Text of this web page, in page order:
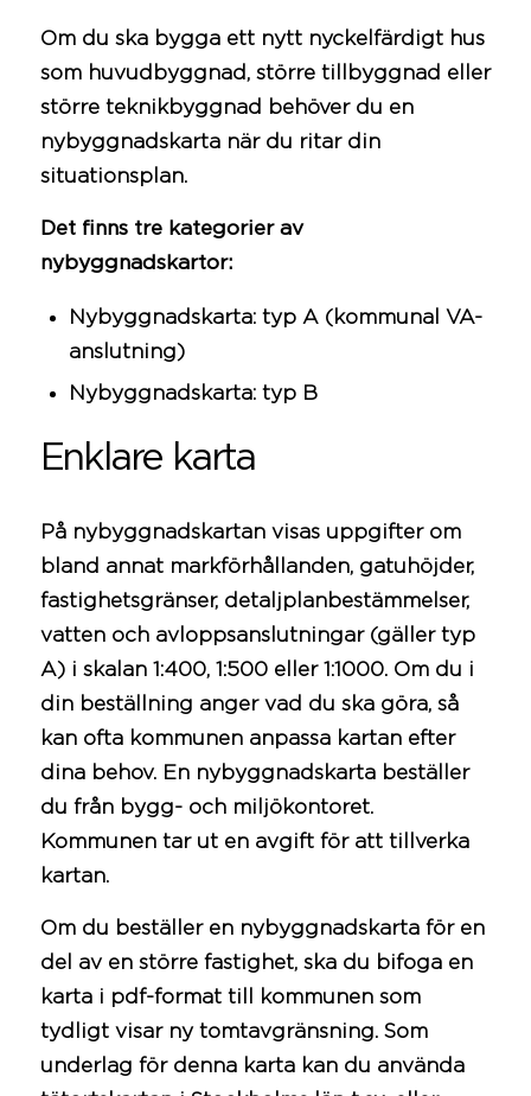
Om du ska bygga ett nytt nyckelfärdigt hus
som huvudbyggnad, större tillbyggnad eller
större teknikbyggnad behöver du en
nybyggnadskarta när du ritar din
situationsplan.
Det finns tre kategorier av
nybyggnadskartor:
Nybyggnadskarta: typ A (kommunal
VA-
anslutning)
Nybyggnadskarta: typ B
Enklare karta
På nybyggnadskartan visas uppgifter om
bland annat markförhållanden, gatuhöjder,
fastighetsgränser, detaljplanbestämmelser,
vatten och avloppsanslutningar (gäller typ
A) i skalan 1:400, 1:500 eller 1:1000. Om du i
din beställning anger vad du ska göra, så
kan ofta kommunenanpassa kartan efter
dina behov. En nybyggnadskarta beställer
du från bygg- och miljökontoret.
Kommunen tar ut en avgiftför att tillverka
kartan.
Om du beställer en nybyggnadskarta för en
del av en större fastighet, ska du bifoga en
karta i pdf-format till
kommunensom
tydligt visar ny tomtavgränsning. Som
underlag för denna karta kan du använda